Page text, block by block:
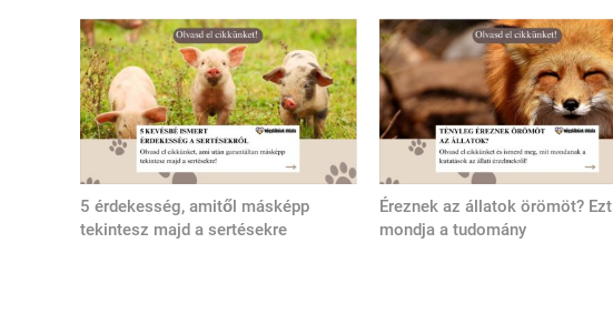
5 érdekesség, amitől másképp
tekintesz majd a sertésekre
Éreznek az állatok örömöt? Ezt
mondja a tudomány